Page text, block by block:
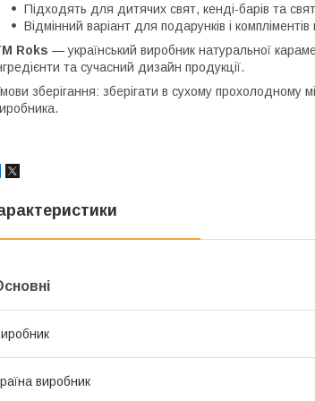
Підходять для дитячих свят, кенді-барів та
Відмінний варіант для подарунків і компліментів
Roks — український виробник натуральної
та сучасний дизайн продукції.
зберігання: зберігати в сухому прохолодному
виробник